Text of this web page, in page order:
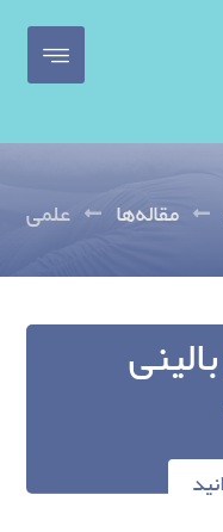
مقاله‌ها علمی